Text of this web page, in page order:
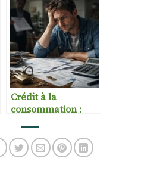
Crédit à la
consommation :